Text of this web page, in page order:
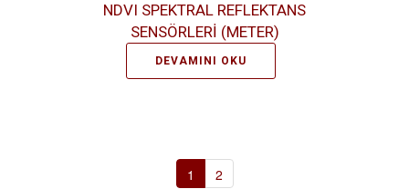
NDVI SPEKTRAL REFLEKTANS
SENSÖRLERİ (METER)
DEVAMINI OKU
1 2